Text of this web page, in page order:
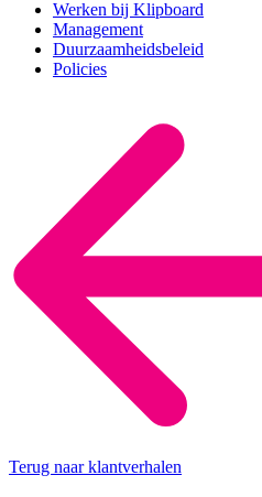
Werken bij Klipboard
Management
Duurzaamheidsbeleid
Policies
Terug naar klantverhalen